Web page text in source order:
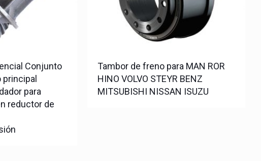
Conjunto
para
reductor de
Tambor de freno para MAN ROR
HINO VOLVO STEYR BENZ
MITSUBISHI NISSAN ISUZU